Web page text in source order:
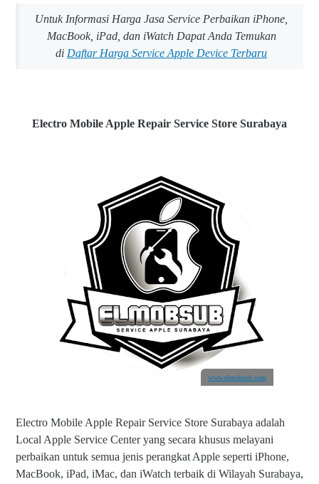
Untuk Informasi Harga Jasa Service Perbaikan iPhone,
MacBook, iPad, dan iWatch Dapat Anda Temukan
di Daftar Harga Service Apple Device Terbaru
Electro Mobile Apple Repair Service Store Surabaya
www.elmobsub.com
Electro Mobile Apple Repair Service Store Surabaya adalah
Local Apple Service Center yang secara khusus melayani
perbaikan untuk semua jenis perangkat Apple seperti iPhone,
MacBook, iPad, iMac, dan iWatch terbaik di Wilayah Surabaya,